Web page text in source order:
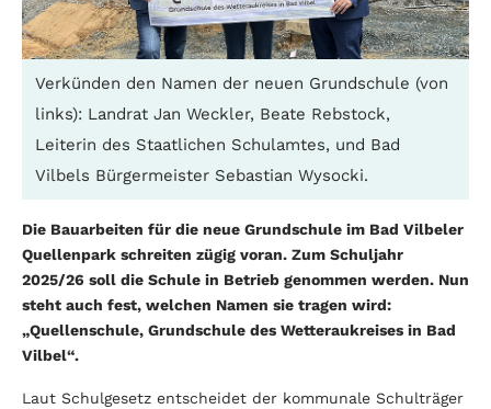
Verkünden den Namen der neuen Grundschule (von
links): Landrat Jan Weckler, Beate Rebstock,
Leiterin des Staatlichen Schulamtes, und Bad
Vilbels Bürgermeister Sebastian Wysocki.
Die Bauarbeiten für die neue Grundschule im Bad Vilbeler
Quellenpark schreiten zügig voran. Zum Schuljahr
2025/26 soll die Schule in Betrieb genommen werden. Nun
steht auch fest, welchen Namen sie tragen wird:
„Quellenschule, Grundschule des Wetteraukreises in Bad
Vilbel“.
Laut Schulgesetz entscheidet der kommunale Schulträger